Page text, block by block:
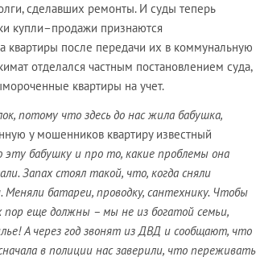
сделавших ремонты. И суды теперь
купли–продажи признаются
квартиры после передачи их в коммунальную
отделался частным постановлением суда,
квартиры на учет.
потому что здесь до нас жила бабушка,
у мошенников квартиру известный
эту бабушку и про то, какие проблемы она
Запах стоял такой, что, когда сняли
батареи, проводку, сантехнику. Чтобы
пор еще должны – мы не из богатой семьи,
А через год звонят из ДВД и сообщают, что
в полиции нас заверили, что переживать